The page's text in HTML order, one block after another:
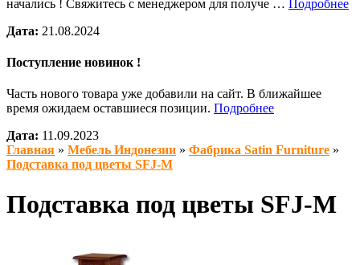
начались ! Свяжитесь с менеджером для получе …
Подробнее
Дата: 21.08.2024
Поступление новинок !
Часть нового товара уже добавили на сайт. В ближайшее
время ожидаем оставшиеся позиции. Подробнее
Дата: 11.09.2023
Главная » Мебель Индонезии » Фабрика Satin Furniture »
Подставка под цветы SFJ-M
Подставка под цветы SFJ-M